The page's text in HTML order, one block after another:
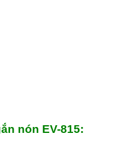
nón EV-815: